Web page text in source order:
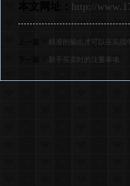
本文网址： http://
精准的输出才可以在实战
新手买卖时的注重事项